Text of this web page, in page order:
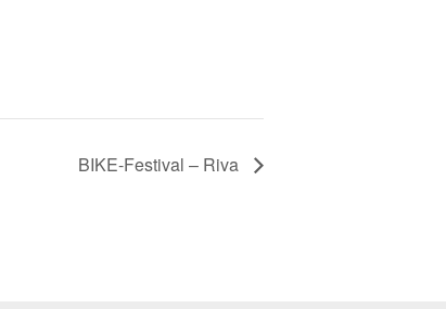
BIKE-Festival – Riva